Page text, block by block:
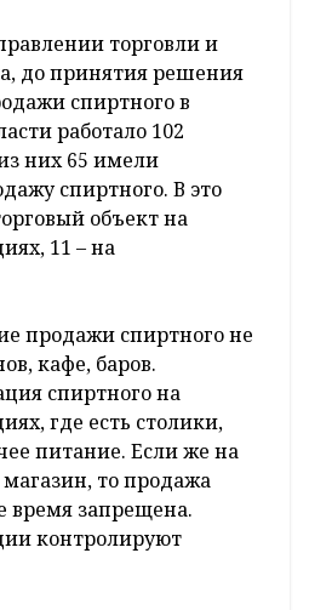
торговли и
до принятия решения
спиртного в
работало 102
них 65 имели
спиртного. В это
объект на
11 – на
продажи спиртного не
кафе, баров.
спиртного на
где есть столики,
питание. Если же на
то продажа
время запрещена.
контролируют